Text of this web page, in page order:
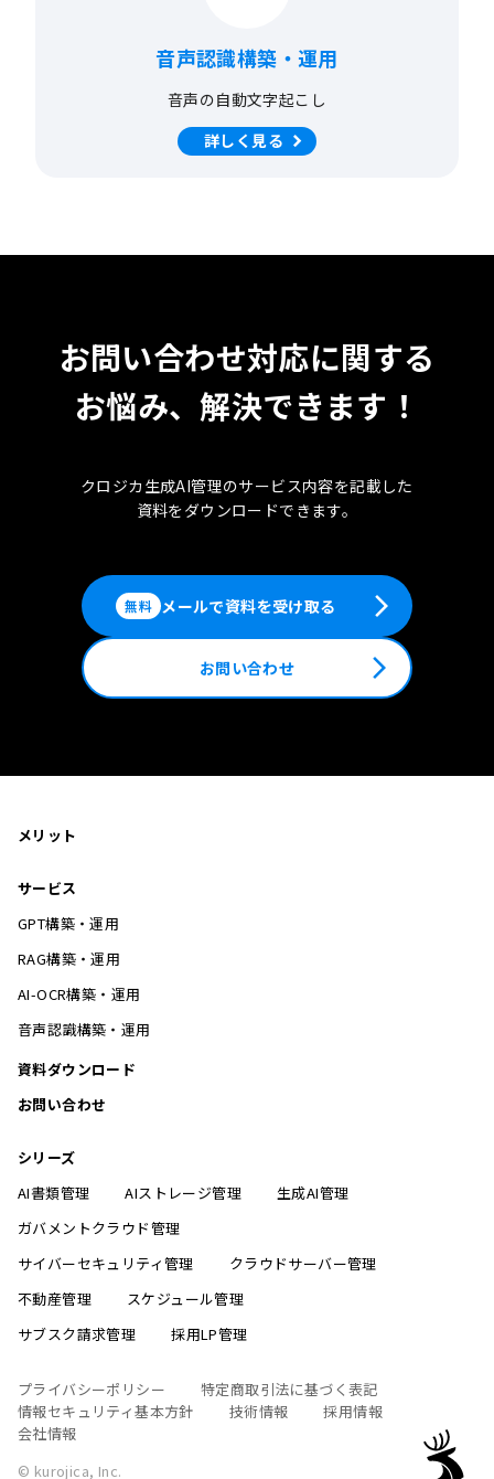
音声認識構築・運用
音声の自動文字起こし
詳しく見る
お問い合わせ対応に関する
お悩み、解決できます！
クロジカ生成AI管理のサービス内容を記載した
資料をダウンロードできます。
無料 メールで資料を受け取る arrow_forward_ios
お問い合わせ arrow_forward_ios
メリット
サービス
GPT構築・運用
RAG構築・運用
AI-OCR構築・運用
音声認識構築・運用
資料ダウンロード
お問い合わせ
シリーズ
AI書類管理
AIストレージ管理
生成AI管理
ガバメントクラウド管理
サイバーセキュリティ管理
クラウドサーバー管理
不動産管理
スケジュール管理
サブスク請求管理
採用LP管理
プライバシーポリシー
特定商取引法に基づく表記
情報セキュリティ基本方針
技術情報
採用情報
会社情報
© kurojica, Inc.